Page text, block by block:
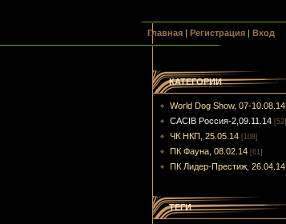
Главная| Регистрация| Вход
КАТЕГОРИИ
World Dog Show, 07-10.08.14
CACIB Россия-2,09.11.14 [52]
ЧК НКП, 25.05.14 [108]
ПК Фауна, 08.02.14 [61]
ПК Лидер-Престиж, 26.04.14
ТЕГИ